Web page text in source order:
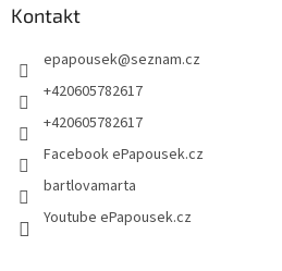
Kontakt
epapousek@seznam.cz
+420605782617
+420605782617
Facebook ePapousek.cz
bartlovamarta
Youtube ePapousek.cz